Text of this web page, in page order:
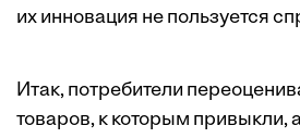
их инновация не пользуется
Итак, потребители
товаров, к которым привыкли,